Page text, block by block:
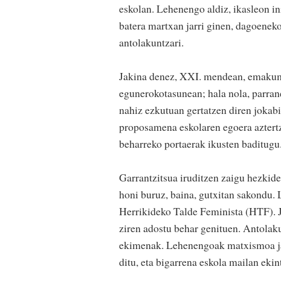
eskolan. Lehenengo aldiz, ikasleon
batera martxan jarri ginen,
antolakuntzari.
Jakina denez, XXI. mendean,
egunerokotasunean; hala nola,
nahiz ezkutuan gertatzen diren
proposamena eskolaren egoera
beharreko portaerak ikusten baditugu.
Garrantzitsua iruditzen zaigu
honi buruz, baina, gutxitan sakondu.
Herrikideko Talde Feminista (HTF).
ziren adostu behar genituen.
ekimenak. Lehenengoak matxismoa
ditu, eta bigarrena eskola mailan